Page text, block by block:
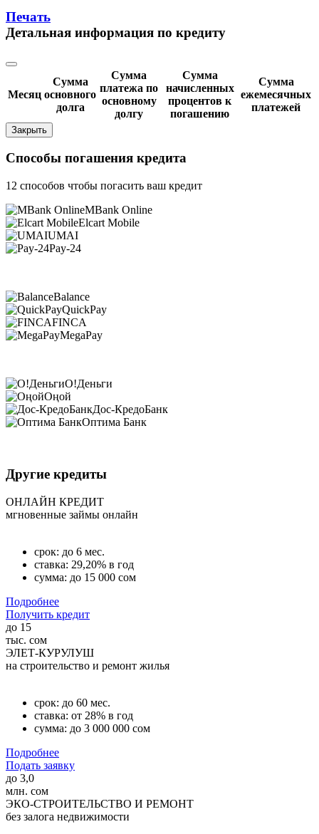
Печать
Детальная информация по кредиту
Месяц
Сумма
основного
долга
Сумма
платежа по
основному
долгу
Сумма
начисленных
процентов к
погашению
Сумма
ежемесячных
платежей
Закрыть
Способы погашения кредита
12 способов чтобы погасить ваш кредит
MBank Online
Elcart Mobile
UMAI
Pay-24
Balance
QuickPay
FINCA
MegaPay
О!Деньги
Оңой
Дос-КредоБанк
Оптима Банк
Другие кредиты
ОНЛАЙН КРЕДИТ
мгновенные займы онлайн
срок: до 6 мес.
ставка: 29,20% в год
сумма: до 15 000 сом
Подробнее
Получить кредит
до 15
тыс. сом
ЭЛЕТ-КУРУЛУШ
на строительство и ремонт жилья
срок: до 60 мес.
ставка: от 28% в год
сумма: до 3 000 000 сом
Подробнее
Подать заявку
до 3,0
млн. сом
ЭКО-СТРОИТЕЛЬСТВО И РЕМОНТ
без залога недвижимости